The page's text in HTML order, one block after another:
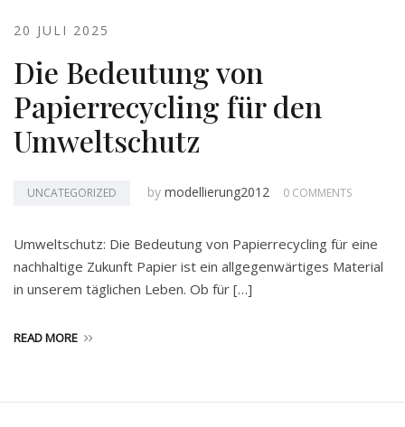
20 JULI 2025
Die Bedeutung von
Papierrecycling für den
Umweltschutz
UNCATEGORIZED by modellierung2012 0 COMMENTS
Umweltschutz: Die Bedeutung von Papierrecycling für eine
nachhaltige Zukunft Papier ist ein allgegenwärtiges Material
in unserem täglichen Leben. Ob für […]
READ MORE